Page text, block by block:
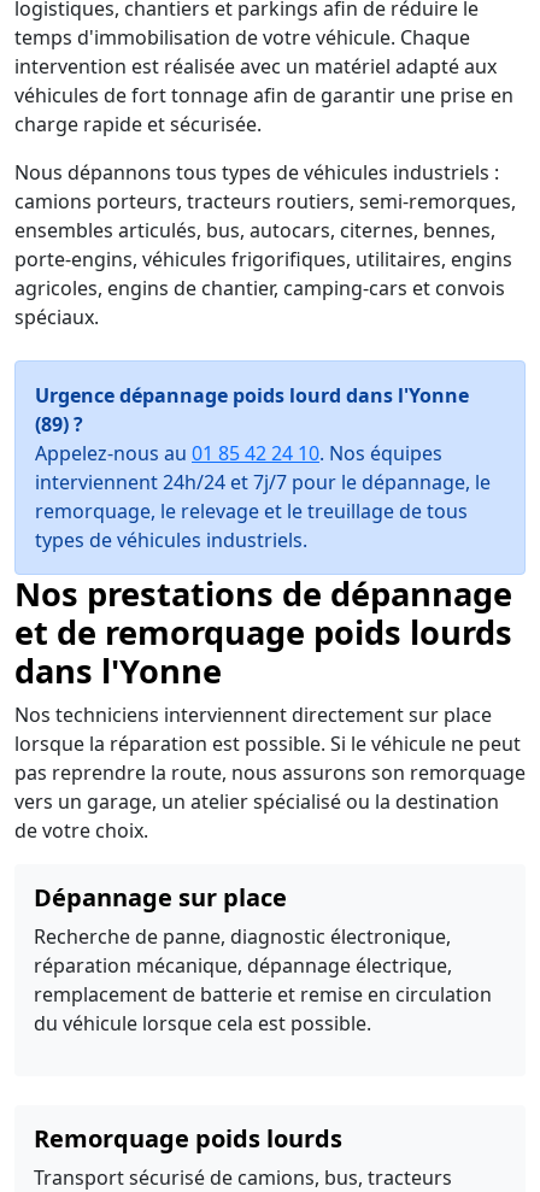
logistiques, chantiers et parkings afin de réduire le
temps d'immobilisation de votre véhicule. Chaque
intervention est réalisée avec un matériel adapté aux
véhicules de fort tonnage afin de garantir une prise en
charge rapide et sécurisée.
Nous dépannons tous types de véhicules industriels :
camions porteurs, tracteurs routiers, semi-remorques,
ensembles articulés, bus, autocars, citernes, bennes,
porte-engins, véhicules frigorifiques, utilitaires, engins
agricoles, engins de chantier, camping-cars et convois
spéciaux.
Urgence dépannage poids lourd dans l'Yonne
(89) ?
Appelez-nous au 01 85 42 24 10. Nos équipes
interviennent 24h/24 et 7j/7 pour le dépannage, le
remorquage, le relevage et le treuillage de tous
types de véhicules industriels.
Nos prestations de dépannage
et de remorquage poids lourds
dans l'Yonne
Nos techniciens interviennent directement sur place
lorsque la réparation est possible. Si le véhicule ne peut
pas reprendre la route, nous assurons son remorquage
vers un garage, un atelier spécialisé ou la destination
de votre choix.
Dépannage sur place
Recherche de panne, diagnostic électronique,
réparation mécanique, dépannage électrique,
remplacement de batterie et remise en circulation
du véhicule lorsque cela est possible.
Remorquage poids lourds
Transport sécurisé de camions, bus, tracteurs